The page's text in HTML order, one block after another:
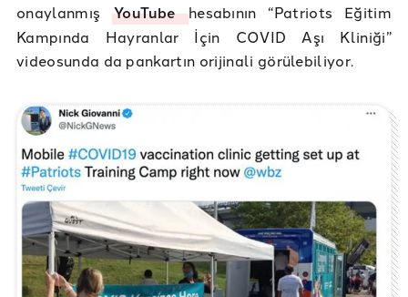
onaylanmış YouTubehesabının “Patriots Eğitim
Kampında Hayranlar İçin COVID Aşı Kliniği”
videosunda da pankartın orijinali görülebiliyor.